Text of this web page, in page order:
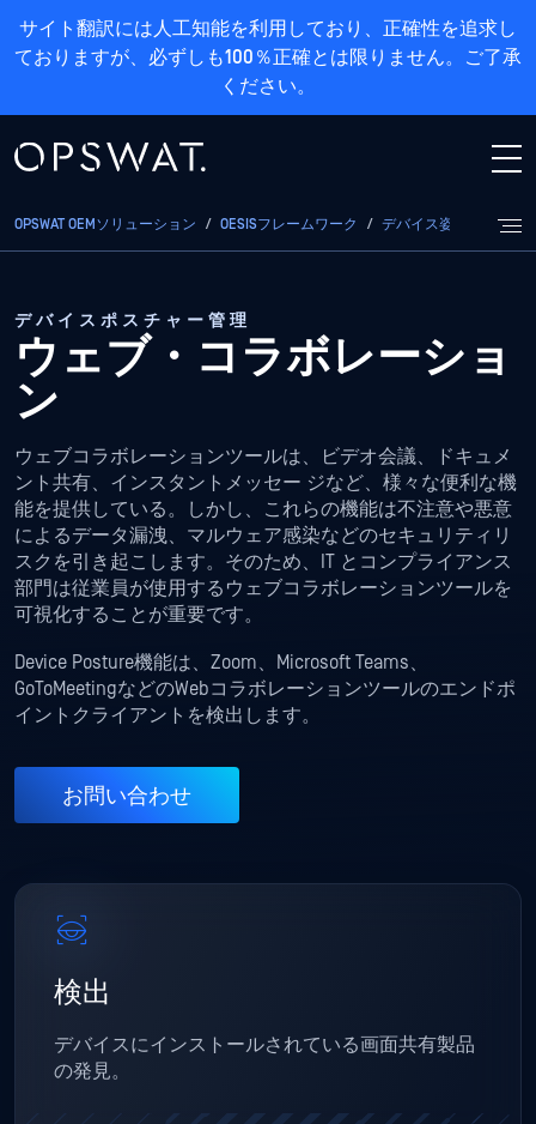
サイト翻訳には人工知能を利用しており、正確性を追求し
ておりますが、必ずしも100％正確とは限りません。ご了承
ください。
OPSWAT OEMソリューション / OESISフレームワーク / デバイス姿勢 ウェ
デバイスポスチャー管理
ウェブ・コラボレーショ
ン
ウェブコラボレーションツールは、ビデオ会議、ドキュメ
ント共有、インスタントメッセー ジなど、様々な便利な機
能を提供している。しかし、これらの機能は不注意や悪意
によるデータ漏洩、マルウェア感染などのセキュリティリ
スクを引き起こします。そのため、IT とコンプライアンス
部門は従業員が使用するウェブコラボレーションツールを
可視化することが重要です。
Device Posture機能は、Zoom、Microsoft Teams、
GoToMeetingなどのWebコラボレーションツールのエンドポ
イントクライアントを検出します。
お問い合わせ
検出
デバイスにインストールされている画面共有製品
の発見。